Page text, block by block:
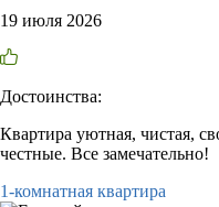
19 июля 2026
Достоинства:
Квартира уютная, чистая,
честные. Все замечательно!
1-комнатная квартира